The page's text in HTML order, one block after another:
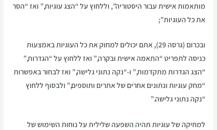
מותאמות אישית עבור היסטוריה”, וללחוץ על “הצג עוגיות,” ואז “הסר
את כל העוגיות”;
ובכרום (גרסה 29), אתם יכולים למחוק את כל העוגיות באמצעות
כניסה לתפריט “התאמה אישית ובקרה,” ואז ללחוץ על “הגדרות,”
“הצג הגדרות מתקדמות,” ו-“נקה נתוני גלישה,” ואז לבחור באפשרות
“מחק עוגיות ונתונים אחרים של אתרים ותוספים,” ולבסוף ללחוץ
“נקה נתוני גלישה.”
למחיקה של עוגיות תהיה השפעה שלילית על נוחות השימוש של